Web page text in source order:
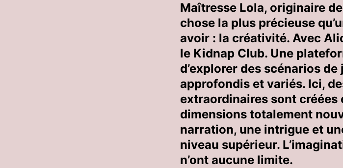
Maîtresse Lola, originaire
chose la plus précieuse
avoir : la créativité. Avec
le Kidnap Club. Une
d’explorer des scénarios
approfondis et variés. Ici,
extraordinaires sont créées
dimensions totalement
narration, une intrigue et
niveau supérieur.
n’ont aucune limite.